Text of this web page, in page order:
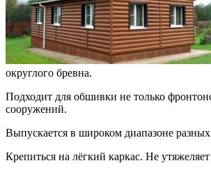
округлого бревна.
Подходит для обшивки не только
сооружений.
Выпускается в широком диапазоне
Крепиться на лёгкий каркас. Не